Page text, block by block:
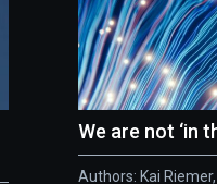
We are not ‘in
Authors: Kai